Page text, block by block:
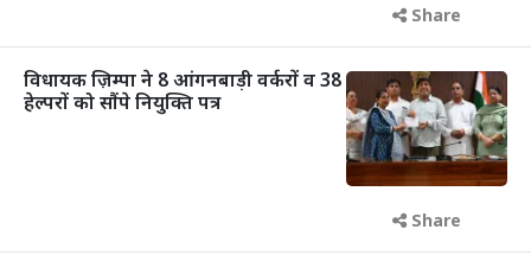
Share
विधायक ज़िम्पा ने 8 आंगनबाड़ी वर्करों व 38
हेल्परों को सौंपे नियुक्ति पत्र
Share